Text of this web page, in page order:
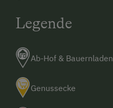
Legende
Ab-Hof & Bauernladen
Genussecke